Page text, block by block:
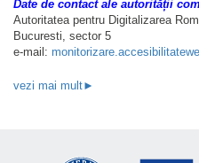
Date de contact ale autorității
Autoritatea pentru Digitalizarea
Bucuresti, sector 5
e-mail:
vezi mai mult►